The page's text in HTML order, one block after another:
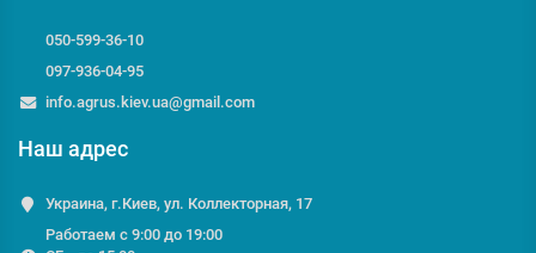
050-599-36-10
097-936-04-95
info.agrus.kiev.ua@gmail.com
Наш адрес
Украина, г.Киев, ул. Коллекторная, 17
Работаем с 9:00 до 19:00